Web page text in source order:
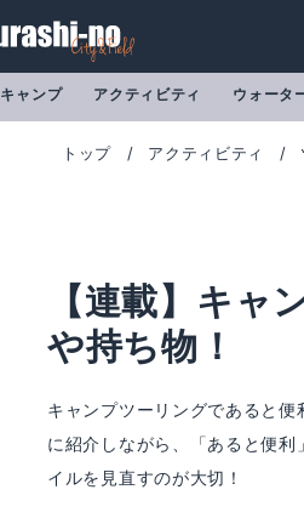
キャンプ アクティビティ ウォータ
トップ アクティビティ
【連載】キ
や持ち物！
キャンプツーリングであると
に紹介しながら、「あると便
イルを見直すのが大切！